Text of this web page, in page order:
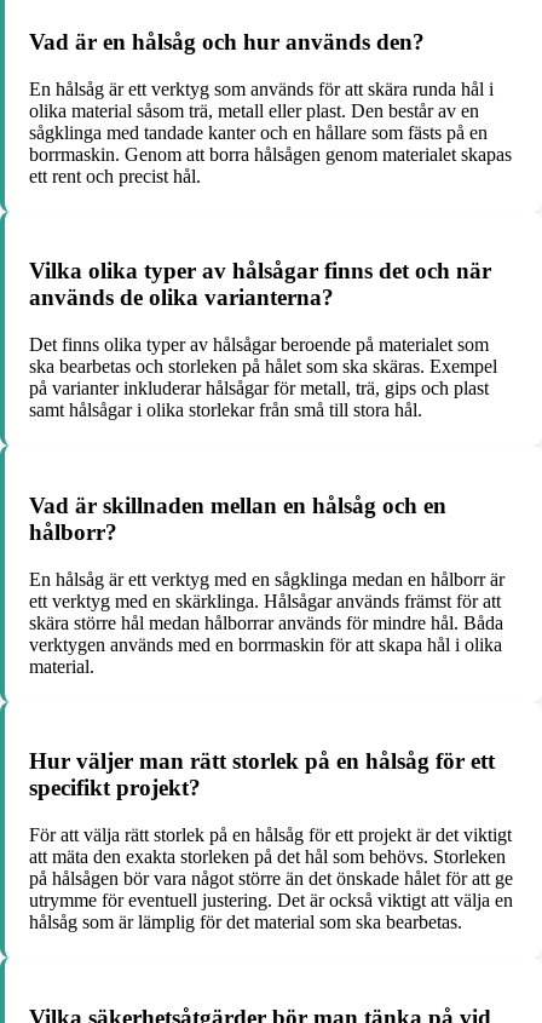
Vad är en hålsåg och hur används den?
En hålsåg är ett verktyg som används för att skära runda hål i
olika material såsom trä, metall eller plast. Den består av en
sågklinga med tandade kanter och en hållare som fästs på en
borrmaskin. Genom att borra hålsågen genom materialet skapas
ett rent och precist hål.
Vilka olika typer av hålsågar finns det och när
används de olika varianterna?
Det finns olika typer av hålsågar beroende på materialet som
ska bearbetas och storleken på hålet som ska skäras. Exempel
på varianter inkluderar hålsågar för metall, trä, gips och plast
samt hålsågar i olika storlekar från små till stora hål.
Vad är skillnaden mellan en hålsåg och en
hålborr?
En hålsåg är ett verktyg med en sågklinga medan en hålborr är
ett verktyg med en skärklinga. Hålsågar används främst för att
skära större hål medan hålborrar används för mindre hål. Båda
verktygen används med en borrmaskin för att skapa hål i olika
material.
Hur väljer man rätt storlek på en hålsåg för ett
specifikt projekt?
För att välja rätt storlek på en hålsåg för ett projekt är det viktigt
att mäta den exakta storleken på det hål som behövs. Storleken
på hålsågen bör vara något större än det önskade hålet för att ge
utrymme för eventuell justering. Det är också viktigt att välja en
hålsåg som är lämplig för det material som ska bearbetas.
Vilka säkerhetsåtgärder bör man tänka på vid